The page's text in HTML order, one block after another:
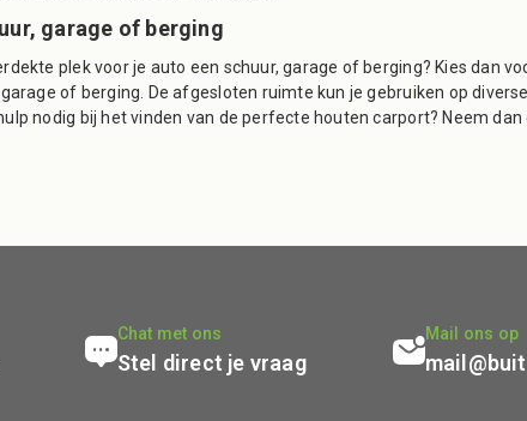
garage of berging
plek voor je auto een schuur, garage of berging? Kies dan
of berging. De afgesloten ruimte kun je gebruiken op
nodig bij het vinden van de perfecte houten carport? Neem
Chat met ons
Stel direct je vraag
Mail ons op